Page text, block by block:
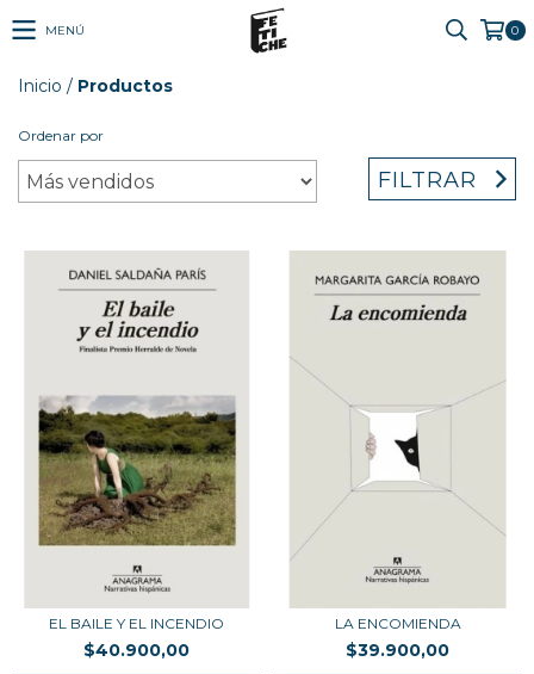
MENÚ 0
Inicio / Productos
Ordenar por
FILTRAR
EL BAILE Y EL INCENDIO
$40.900,00
LA ENCOMIENDA
$39.900,00